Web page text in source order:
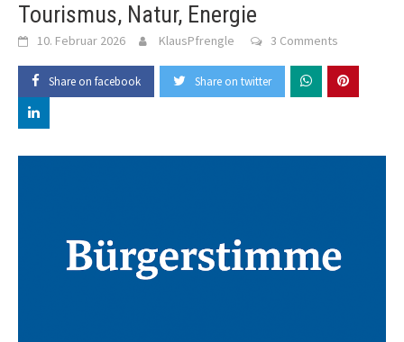
Tourismus, Natur, Energie
10. Februar 2026 KlausPfrengle 3 Comments
Share on facebook Share on twitter